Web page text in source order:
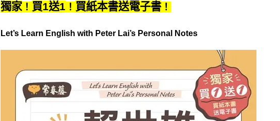
獨家 ！ 買1送1 ！ 買紙本書送電子書 ！
Let’s Learn English with Peter Lai’s Personal Notes